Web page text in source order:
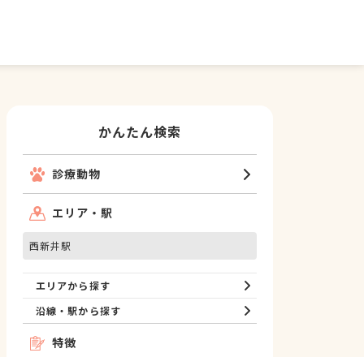
かんたん検索
診療動物
エリア・駅
西新井駅
エリアから探す
沿線・駅から探す
特徴